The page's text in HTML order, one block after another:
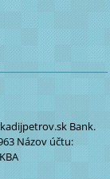
Bank.
Názov účtu: